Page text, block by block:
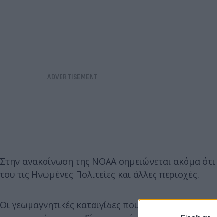
Στην ανακοίνωση της ΝΟΑΑ σημειώνεται ακόμα
του τις Ηνωμένες Πολιτείες και άλλες περιοχές.
Οι γεωμαγνητικές καταιγίδες που